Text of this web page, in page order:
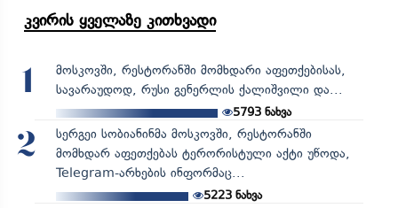
კვირის ყველაზე კითხვადი
1
მოსკოვში, რესტორანში მომხდარი აფეთქებისას,
სავარაუდოდ, რუსი გენერლის ქალიშვილი და...
5793 ნახვა
2
სერგეი სობიანინმა მოსკოვში, რესტორანში
მომხდარ აფეთქებას ტერორისტული აქტი უწოდა,
Telegram-არხების ინფორმაც...
5223ნახვა